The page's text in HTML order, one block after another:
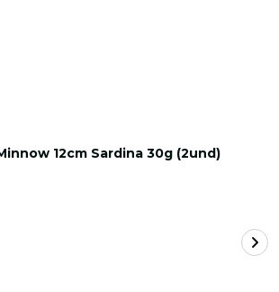
12cm Sardina 30g (2und)